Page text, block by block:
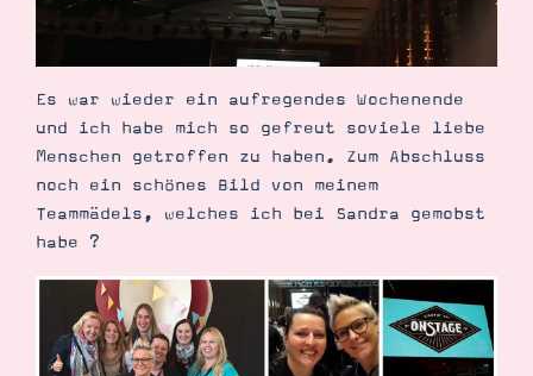
Es war wieder ein aufregendes Wochenende
und ich habe mich so gefreut soviele liebe
Menschen getroffen zu haben. Zum Abschluss
noch ein schönes Bild von meinem
Teammädels, welches ich bei Sandra gemobst
habe ?